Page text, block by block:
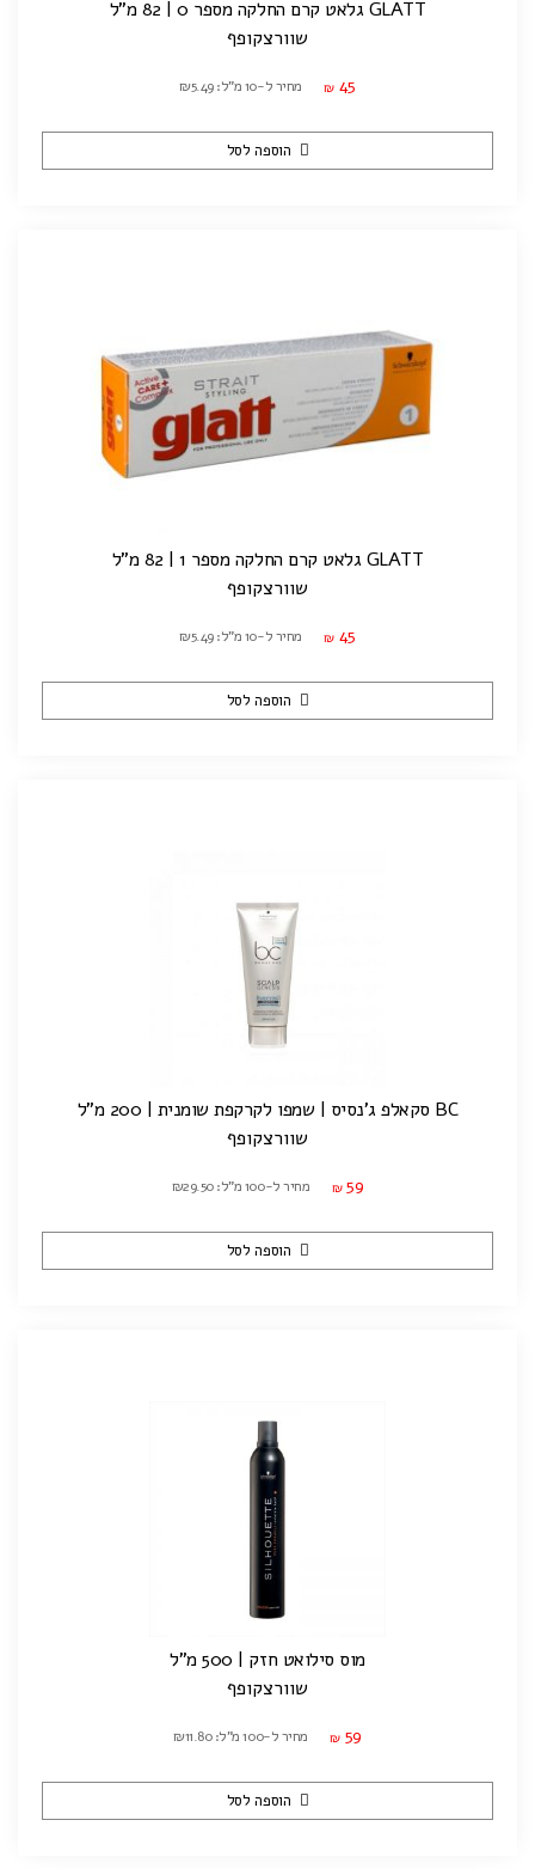
GLATT גלאט קרם החלקה מספר 0 | 82 מ"ל
שוורצקופף
₪ 45 מחיר ל-10 מ"ל: ₪5.49
הוספה לסל
GLATT גלאט קרם החלקה מספר 1 | 82 מ"ל
שוורצקופף
₪ 45 מחיר ל-10 מ"ל: ₪5.49
הוספה לסל
BC סקאלפ ג'נסיס | שמפו לקרקפת שומנית | 200 מ"ל
שוורצקופף
₪ 59 מחיר ל-100 מ"ל: ₪29.50
הוספה לסל
מוס סילואט חזק | 500 מ"ל
שוורצקופף
₪ 59 מחיר ל-100 מ"ל: ₪11.80
הוספה לסל